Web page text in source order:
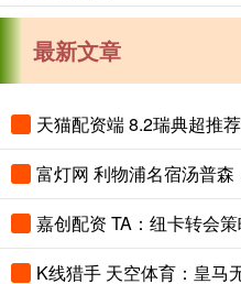
最新文章
天猫配资端 8.2瑞典超推
富灯网 利物浦名宿汤普